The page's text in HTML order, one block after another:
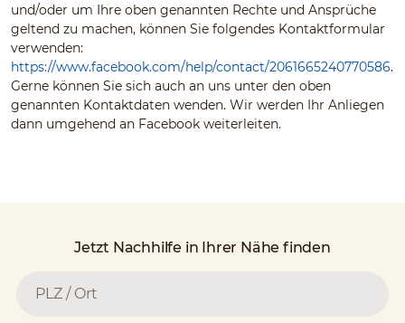
und/oder um Ihre oben genannten Rechte und Ansprüche
geltend zu machen, können Sie folgendes Kontaktformular
verwenden:
https://www.facebook.com/help/contact/2061665240770586.
Gerne können Sie sich auch an uns unter den oben
genannten Kontaktdaten wenden. Wir werden Ihr Anliegen
dann umgehend an Facebook weiterleiten.
Jetzt Nachhilfe in Ihrer Nähe finden